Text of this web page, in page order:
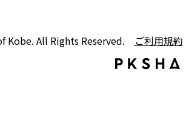
Kobe. All Rights Reserved. ご利用規約